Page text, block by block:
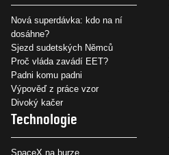
Nová superdávka: kdo na ní
dosáhne?
Sjezd sudetských Němců
Proč vláda zavádí EET?
Padni komu padni
Výpověď z práce vzor
Divoký kačer
Technologie
SpaceX na burze